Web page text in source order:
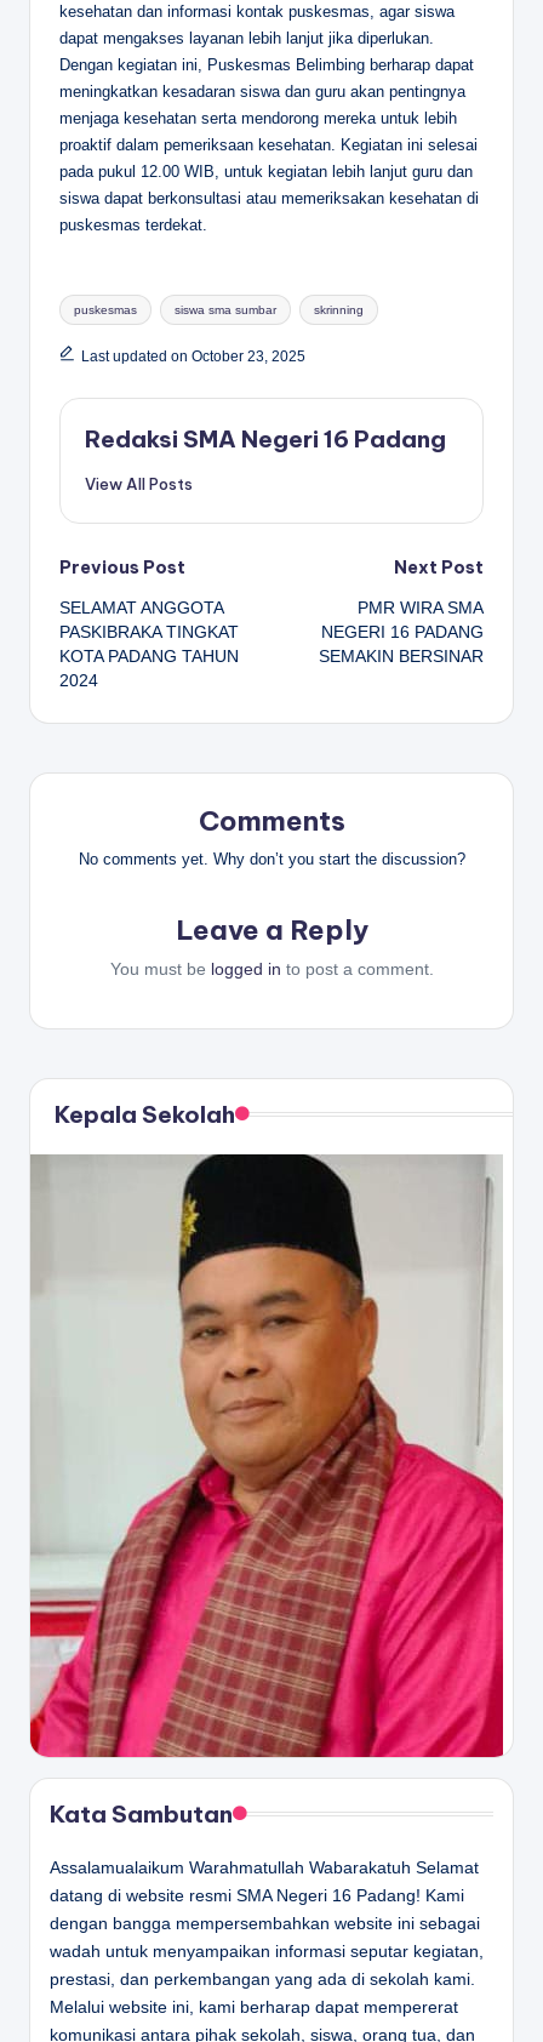
kesehatan dan informasi kontak puskesmas, agar siswa
dapat mengakses layanan lebih lanjut jika diperlukan.
Dengan kegiatan ini, Puskesmas Belimbing berharap dapat
meningkatkan kesadaran siswa dan guru akan pentingnya
menjaga kesehatan serta mendorong mereka untuk lebih
proaktif dalam pemeriksaan kesehatan. Kegiatan ini selesai
pada pukul 12.00 WIB, untuk kegiatan lebih lanjut guru dan
siswa dapat berkonsultasi atau memeriksakan kesehatan di
puskesmas terdekat.
Tags:
puskesmas siswa sma sumbar skrinning
Last updated on October 23, 2025
Redaksi SMA Negeri 16 Padang
View All Posts
Post
navigation
Previous Post
SELAMAT ANGGOTA
PASKIBRAKA TINGKAT
KOTA PADANG TAHUN
2024
Next Post
PMR WIRA SMA
NEGERI 16 PADANG
SEMAKIN BERSINAR
Comments
No comments yet. Why don’t you start the discussion?
Leave a Reply
You must be logged in to post a comment.
Kepala Sekolah
Kata Sambutan
Assalamualaikum Warahmatullah Wabarakatuh Selamat
datang di website resmi SMA Negeri 16 Padang! Kami
dengan bangga mempersembahkan website ini sebagai
wadah untuk menyampaikan informasi seputar kegiatan,
prestasi, dan perkembangan yang ada di sekolah kami.
Melalui website ini, kami berharap dapat mempererat
komunikasi antara pihak sekolah, siswa, orang tua, dan